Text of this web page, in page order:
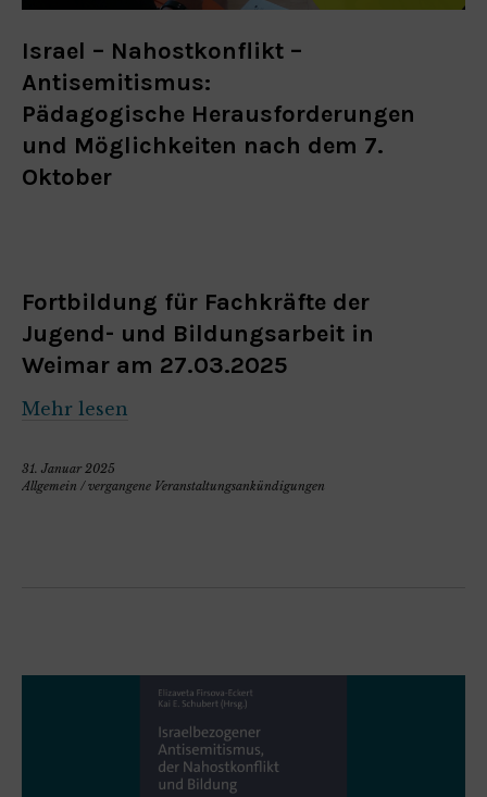
Israel – Nahostkonflikt –
Antisemitismus:
Pädagogische Herausforderungen
und Möglichkeiten nach dem 7.
Oktober
Fortbildung für Fachkräfte der
Jugend- und Bildungsarbeit in
Weimar am 27.03.2025
Mehr lesen
31. Januar 2025
Allgemein /vergangene Veranstaltungsankündigungen